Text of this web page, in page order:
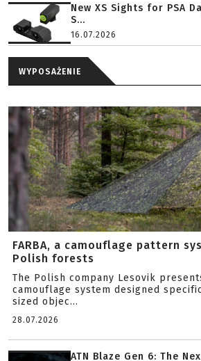
New XS Sights for PSA
S...
16.07.2026
WYPOSAŻENIE
FARBA, a camouflage pattern
Polish forests
The Polish company Lesovik
camouflage system designed
sized objec...
28.07.2026
ATN Blaze Gen 6: The